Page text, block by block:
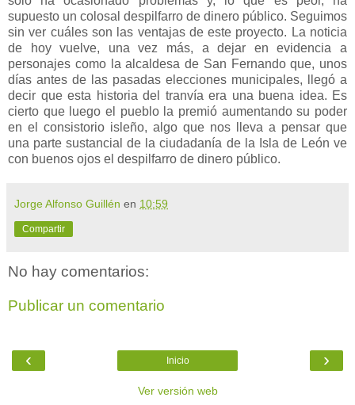
supuesto un colosal despilfarro de dinero público. Seguimos
sin ver cuáles son las ventajas de este proyecto. La noticia
de hoy vuelve, una vez más, a dejar en evidencia a
personajes como la alcaldesa de San Fernando que, unos
días antes de las pasadas elecciones municipales, llegó a
decir que esta historia del tranvía era una buena idea. Es
cierto que luego el pueblo la premió aumentando su poder
en el consistorio isleño, algo que nos lleva a pensar que
una parte sustancial de la ciudadanía de la Isla de León ve
con buenos ojos el despilfarro de dinero público.
Jorge Alfonso Guillén en 10:59
Compartir
No hay comentarios:
Publicar un comentario
‹ ›
Inicio
Ver versión web